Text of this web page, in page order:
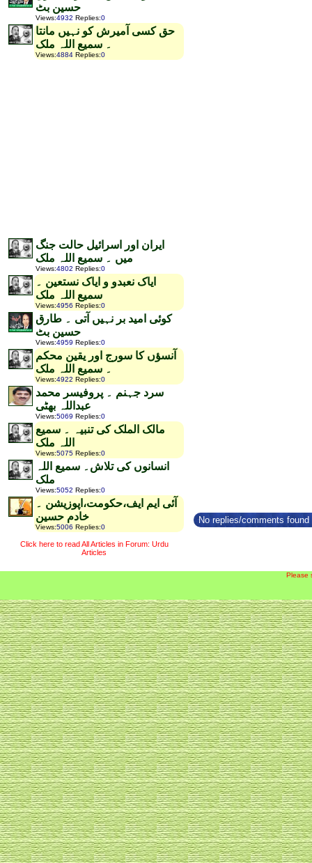
حسین بٹ
Views:4932 Replies:0
حق کسی آمیرش کو نہیں مانتا
۔ سمیع اللہ ملک
Views:4884 Replies:0
ایران اور اسرائیل حالت جنگ
میں ۔ سمیع اللہ ملک
Views:4802 Replies:0
ایاک نعبدو و ایاک نستعین ۔
سمیع اللہ ملک
Views:4956 Replies:0
کوئی امید بر نہیں آتی ۔ طارق
حسین بٹ
Views:4959 Replies:0
آنسؤں کا سورج اور یقین محکم
۔ سمیع اللہ ملک
Views:4922 Replies:0
سرد جہنم ۔ پروفیسر محمد
عبداللہ بھٹی
Views:5069 Replies:0
مالک الملک کی تنبیہ ۔ سمیع
اللہ ملک
Views:5075 Replies:0
انسانوں کی تلاش۔ سمیع اللہ
ملک
Views:5052 Replies:0
آئی ایم ایف،حکومت،اپوزیشن ۔
خادم حسین
Views:5006 Replies:0
Click here to read All Articles in Forum: Urdu
Articles
No replies/comments
Please